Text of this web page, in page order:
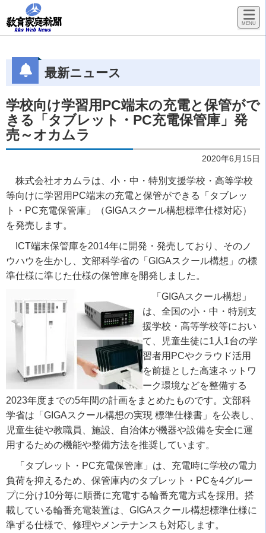
最新ニュース
学校向け学習用PC端末の充電と保管がで
きる「タブレット・PC充電保管庫」発
売～オカムラ
2020年6月15日
株式会社オカムラは、小・中・特別支援学校・高等学校
等向けに学習用PC端末の充電と保管ができる「タブレッ
ト・PC充電保管庫」（GIGAスクール構想標準仕様対応）
を発売します。
ICT端末保管庫を2014年に開発・発売しており、そのノ
ウハウを生かし、文部科学省の「GIGAスクール構想」の標
準仕様に準じた仕様の保管庫を開発しました。
「GIGAスクール構想」
は、全国の小・中・特別支
援学校・高等学校等におい
て、児童生徒に1人1台の学
習者用PCやクラウド活用
を前提とした高速ネットワ
ーク環境などを整備する
2023年度までの5年間の計画をまとめたものです。文部科
学省は「GIGAスクール構想の実現 標準仕様書」を公表し、
児童生徒や教職員、施設、自治体が機器や設備を安全に運
用するための機能や整備方法を推奨しています。
「タブレット・PC充電保管庫」は、充電時に学校の電力
負荷を抑えるため、保管庫内のタブレット・PCを4グルー
プに分け10分毎に順番に充電する輪番充電方式を採用。搭
載している輪番充電装置は、GIGAスクール構想標準仕様に
準ずる仕様で、修理やメンテナンスも対応します。